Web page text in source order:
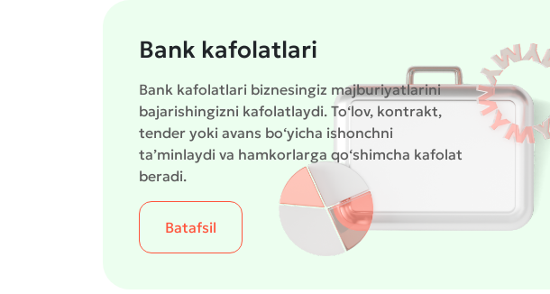
Bank kafolatlari
Bank kafolatlari biznesingiz majburiyatlarini
bajarishingizni kafolatlaydi. To‘lov, kontrakt,
tender yoki avans bo‘yicha ishonchni
ta’minlaydi va hamkorlarga qo‘shimcha kafolat
beradi.
Batafsil